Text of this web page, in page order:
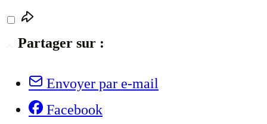
Partager sur :
Envoyer par e-mail
Facebook